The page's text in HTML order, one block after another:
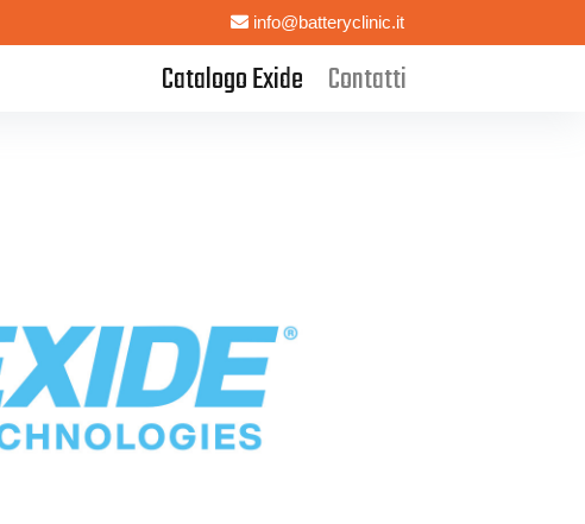
info@batteryclinic.it
Catalogo Exide Contatti